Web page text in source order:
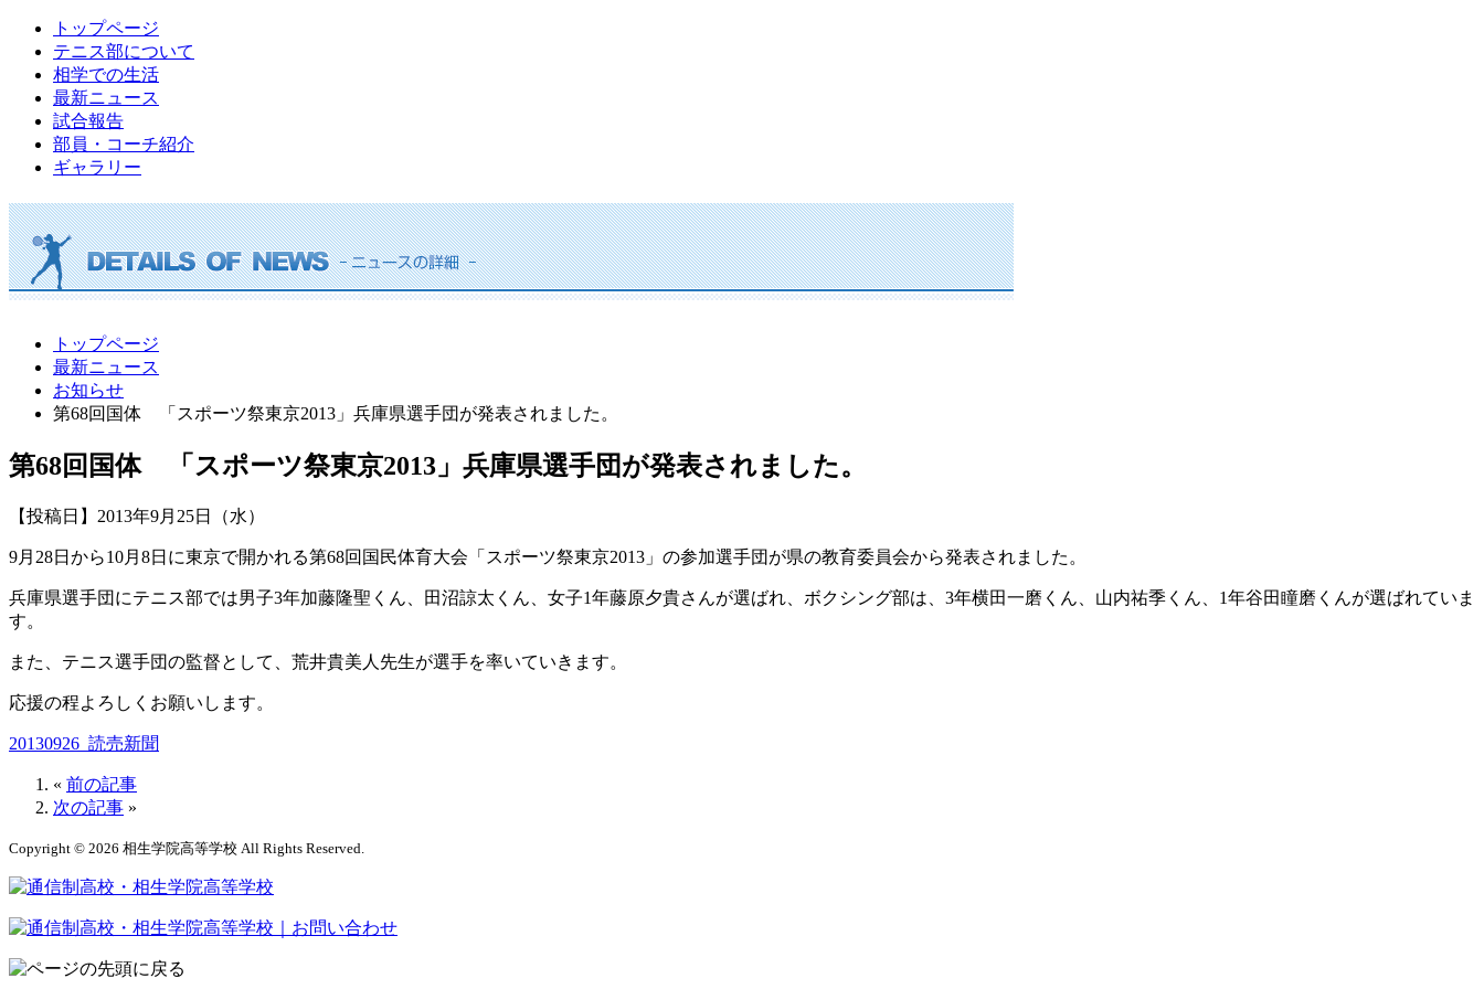
トップページ
テニス部について
相学での生活
最新ニュース
試合報告
部員・コーチ紹介
ギャラリー
トップページ
最新ニュース
お知らせ
第68回国体 「スポーツ祭東京2013」兵庫県選手団が発表されました。
第68回国体 「スポーツ祭東京2013」兵庫県選手団が発表されました。
【投稿日】2013年9月25日（水）
9月28日から10月8日に東京で開かれる第68回国民体育大会「スポーツ祭東京2013」の参加選手団が県の教育委員会から発表されました。
兵庫県選手団にテニス部では男子3年加藤隆聖くん、田沼諒太くん、女子1年藤原夕貴さんが選ばれ、ボクシング部は、3年横田一磨くん、山内祐季くん、1年谷田瞳磨くんが選ばれていま
す。
また、テニス選手団の監督として、荒井貴美人先生が選手を率いていきます。
応援の程よろしくお願いします。
20130926_読売新聞
« 前の記事
次の記事 »
Copyright © 2026 相生学院高等学校 All Rights Reserved.